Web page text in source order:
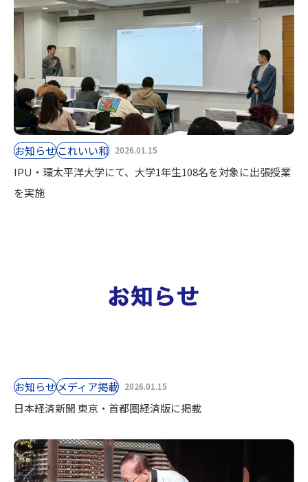
お知らせこれいい和 2026.01.15
IPU・環太平洋大学にて、大学1年生108名を対象に出張授業
を実施
お知らせ⁨⁩メディア掲載 2026.01.15
日本経済新聞 東京・首都圏経済版に掲載